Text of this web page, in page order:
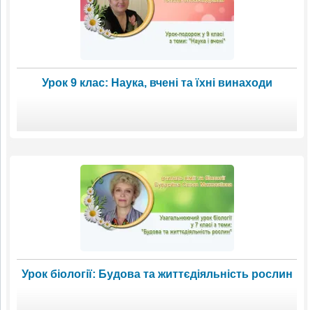
Урок 9 клас: Наука, вчені та їхні винаходи
Урок біології: Будова та життєдіяльність рослин